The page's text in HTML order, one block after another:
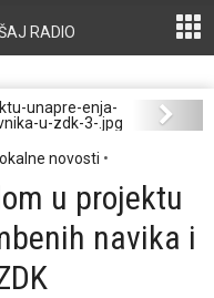
RADIOunapre-
jelovnika-
Next
novosti •
u projektu
navika i